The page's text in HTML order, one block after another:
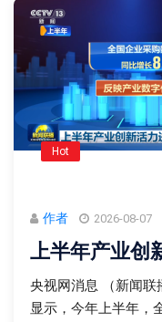
Hot
作者 2026-08-07
上半年产业创
央视网消息 （新闻
显示，今年上半年，